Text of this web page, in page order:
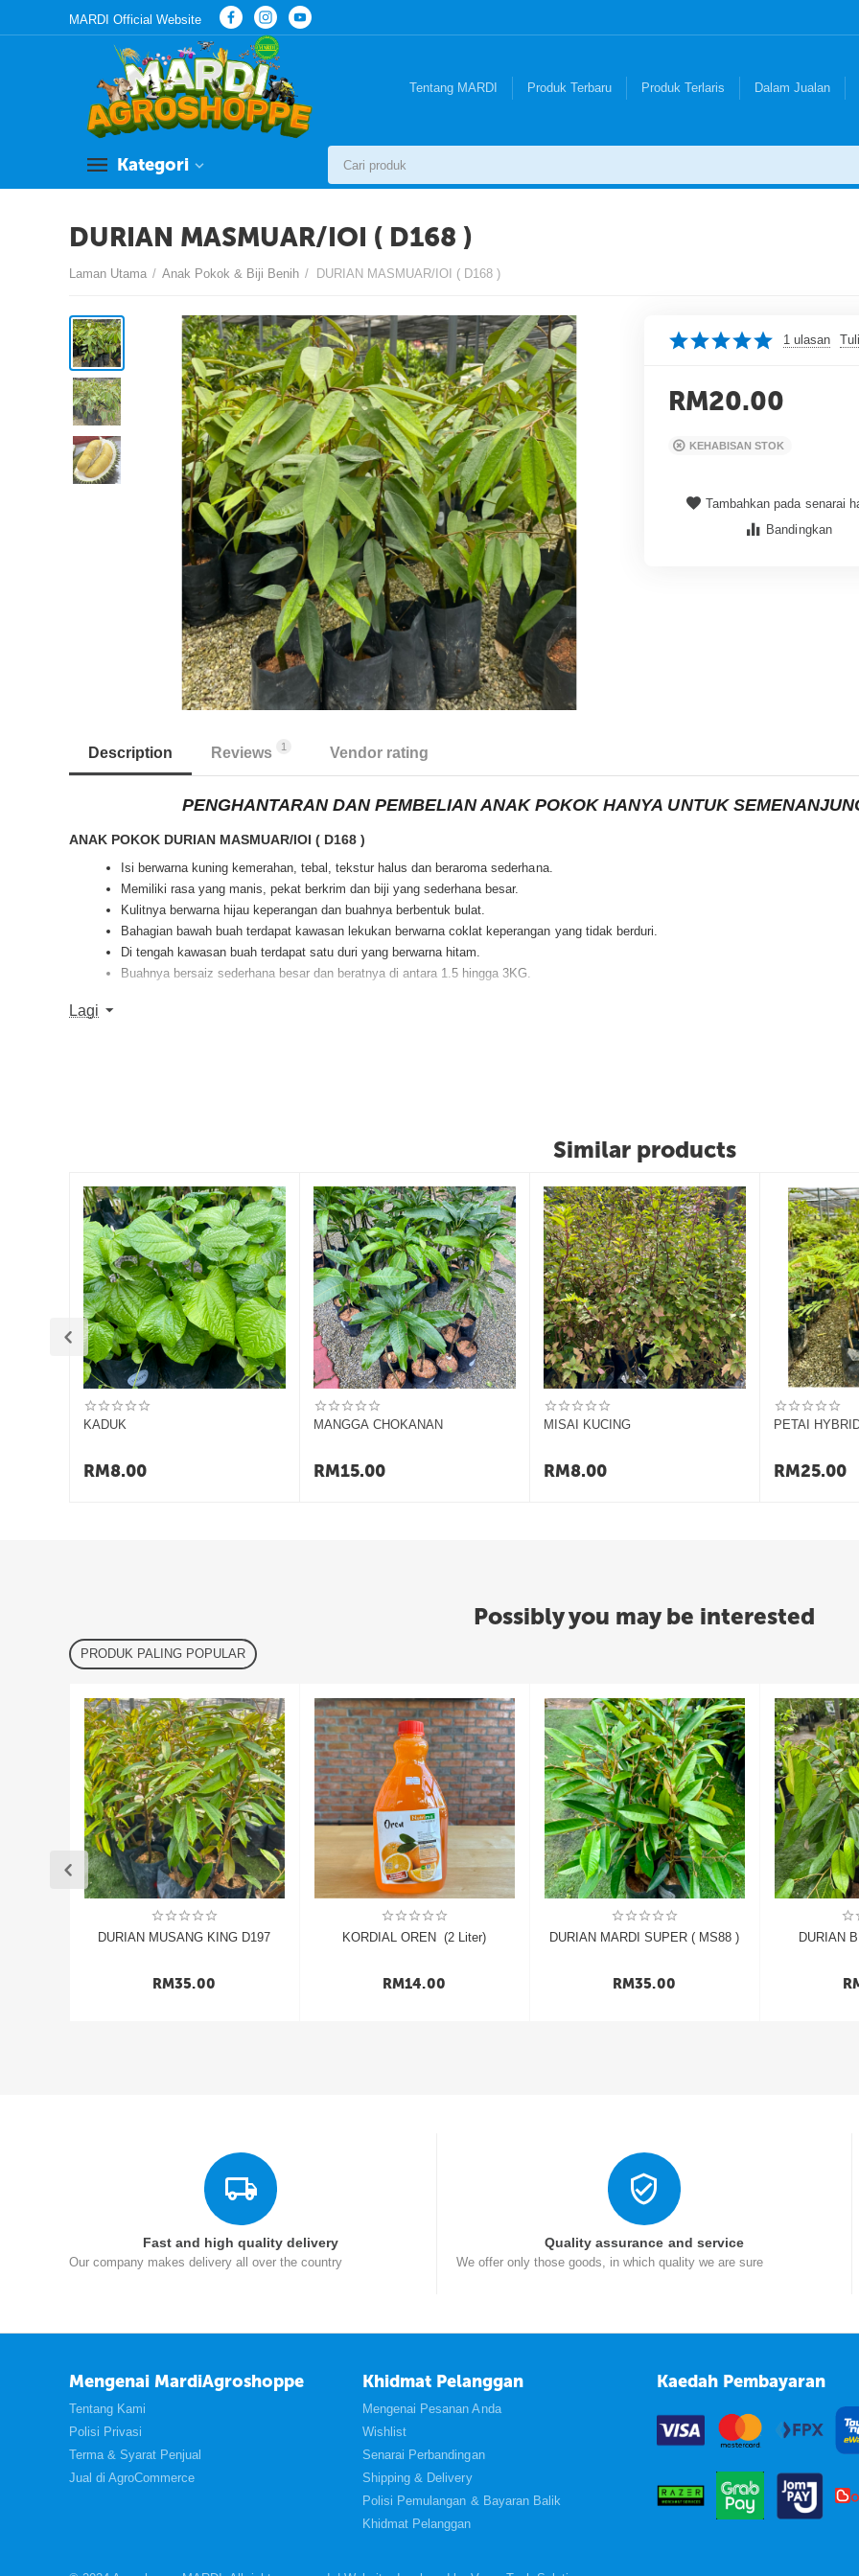
MARDI Official Website
Tentang MARDI Produk Terbaru Produk Terlaris Dalam Jualan
Kategori
DURIAN MASMUAR/IOI ( D168 )
Laman Utama / Anak Pokok & Biji Benih / DURIAN MASMUAR/IOI ( D168 )
1 ulasan
RM20.00
KEHABISAN STOK
Tambahkan pada senarai
Bandingkan
Description Reviews 1 Vendor rating
PENGHANTARAN DAN PEMBELIAN ANAK POKOK HANYA UNTUK
ANAK POKOK DURIAN MASMUAR/IOI ( D168 )
Isi berwarna kuning kemerahan, tebal, tekstur halus dan beraroma sederhana.
Memiliki rasa yang manis, pekat berkrim dan biji yang sederhana besar.
Kulitnya berwarna hijau keperangan dan buahnya berbentuk bulat.
Bahagian bawah buah terdapat kawasan lekukan berwarna coklat keperangan yang tidak berduri.
Di tengah kawasan buah terdapat satu duri yang berwarna hitam.
Buahnya bersaiz sederhana besar dan beratnya di antara 1.5 hingga 3KG.
Pembajaan perlulah dilakukan sekali dalam 3 bulan dengan baja subur NPK 15.15.15 untuk membantu percepatkan pertumbuhan.
PEMBELIAN
Maksimum membelian 1-3 pokok untuk satu pembelian.
Saiz pokok di dalam gamba tidak menggambarkan saiz sebenar benih, saiz anak benih berubah mengikut stock yang ada.
Pokok akan dibungkus didalam kotak dan diikat bagi tujuan keselamatan.
Pesanan biasanya diproses dalam masa 1–2 hari perniagaan selepas pengesahan pembayaran.
Jangka masa penghantaran berbeza mengikut lokasi dan kaedah penghantaran yang dipilih.
PENGHATARAN
Buka kotak bungkusan sebaik sahaja diterima.
Jika pokok mengalami kerosakan/mati atau tidak betul, sila maklumkan kepada kami beserta pembuktian gamba dan video.
Permintaan pemulangan dibuat dalam tempoh 7 hari dari tarikh penerimaan.
Lagi
Similar products
KADUK
RM8.00
MANGGA CHOKANAN
RM15.00
MISAI KUCING
RM8.00
PETAI
RM25.00
Possibly you may be interested
PRODUK PALING POPULAR
DURIAN MUSANG KING D197
RM35.00
KORDIAL OREN  (2 Liter)
RM14.00
DURIAN MARDI SUPER ( MS88 )
RM35.00
DURIAN
Fast and high quality delivery
Our company makes delivery all over the country
Quality assurance and service
We offer only those goods, in which quality we are sure
Mengenai MardiAgroshoppe
Tentang Kami
Polisi Privasi
Terma & Syarat Penjual
Jual di AgroCommerce
Khidmat Pelanggan
Mengenai Pesanan Anda
Wishlist
Senarai Perbandingan
Shipping & Delivery
Polisi Pemulangan & Bayaran Balik
Khidmat Pelanggan
Kaedah Pembayaran